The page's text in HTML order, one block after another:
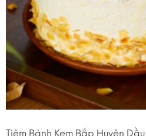
Tiệm Bánh Kem Bắp Huyện